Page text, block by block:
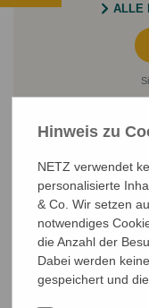
ALLE
NETZ Partnerschaft
Marktlaubenstraße 9
Germany
Hinweis zu
NETZ verwendet
personalisierte
& Co. Wir setzen
notwendiges
die Anzahl der
Dabei werden
gespeichert und